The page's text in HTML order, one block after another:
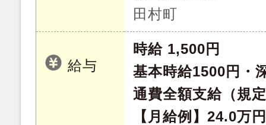
田村町
給与
時給 1,500円
基本時給1500円・
通費全額支給（規
【月給例】24.0万